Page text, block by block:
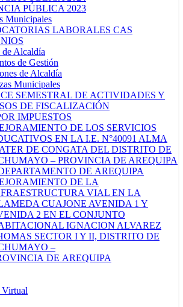
PÚBLICA 2023
Municipales
LABORALES CAS
de Alcaldía
de Gestión
de Alcaldía
Municipales
SEMESTRAL DE ACTIVIDADES Y
DE FISCALIZACIÓN
IMPUESTOS
DE LOS SERVICIOS
EN LA I.E. N°40091 ALMA
DE CONGATA DEL DISTRITO DE
– PROVINCIA DE AREQUIPA
DE AREQUIPA
DE LA
VIAL EN LA
CUAJONE AVENIDA 1 Y
2 EN EL CONJUNTO
IGNACION ALVAREZ
SECTOR I Y II, DISTRITO DE
–
DE AREQUIPA
Virtual